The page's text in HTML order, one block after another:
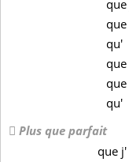
que
que
qu'
que
que
qu'
Plus que parfait
que j'